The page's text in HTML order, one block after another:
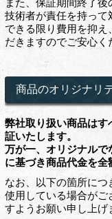
また、保証期間終了後
技術者が責任を持って
できる限り費用を抑
だきますのでご安心く
商品のオリジナリ
弊社取り扱い商品はす
証いたします。
万が一、オリジナルで
に基づき商品代金を全
なお、以下の箇所に
使用している場合がご
すようお願い申し上げ